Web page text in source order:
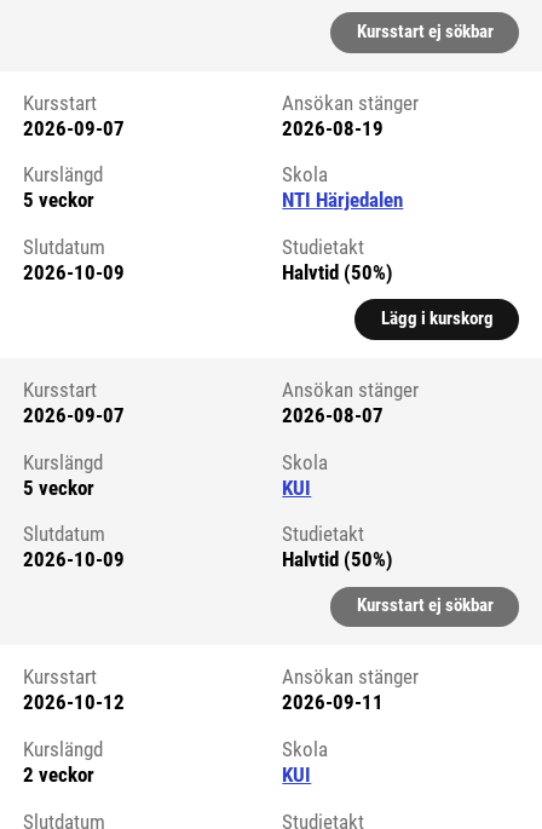
Kursstart ej sökbar
Kursstart 6289774
Kursstart
2026-09-07
Ansökan stänger
2026-08-19
Kurslängd
5 veckor
Skola
NTI Härjedalen
Slutdatum
2026-10-09
Studietakt
Halvtid (50%)
Lägg i kurskorg
Kursstart 6059471
Kursstart
2026-09-07
Ansökan stänger
2026-08-07
Kurslängd
5 veckor
Skola
KUI
Slutdatum
2026-10-09
Studietakt
Halvtid (50%)
Kursstart ej sökbar
Kursstart 6264722
Kursstart
2026-10-12
Ansökan stänger
2026-09-11
Kurslängd
2 veckor
Skola
KUI
Slutdatum
Studietakt